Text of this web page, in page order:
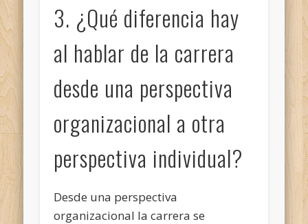
3. ¿Qué diferencia hay
al hablar de la carrera
desde una perspectiva
organizacional a otra
perspectiva individual?
Desde una perspectiva
organizacional la carrera se